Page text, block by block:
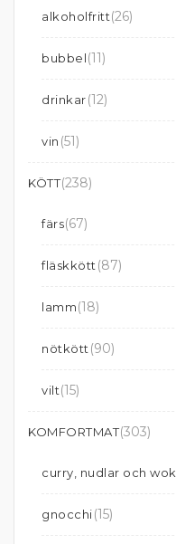
alkoholfritt(26)
bubbel(11)
drinkar(12)
vin (51)
KÖTT(238)
färs(67)
fläskkött (87)
lamm(18)
nötkött (90)
vilt(15)
KOMFORTMAT(303)
curry, nudlar och wok
gnocchi(15)